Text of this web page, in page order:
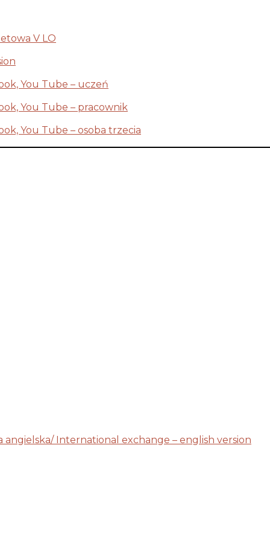
V LO
You Tube – uczeń
You Tube – pracownik
You Tube – osoba trzecia
International exchange – english version